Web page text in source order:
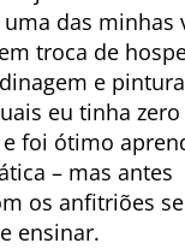
das minhas
troca de
e
eu tinha zero
foi ótimo
– mas antes
os anfitriões
ensinar.